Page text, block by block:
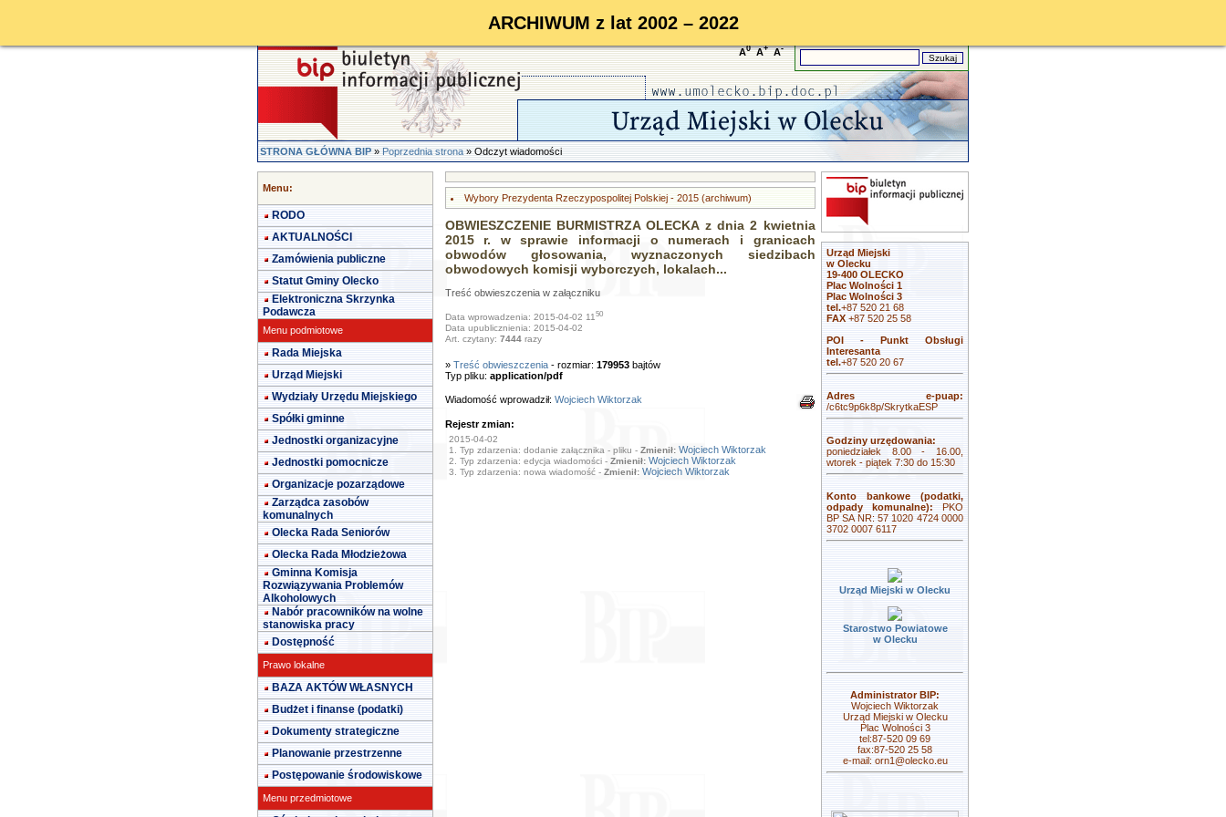
ARCHIWUM z lat 2002 – 2022
A0 A+ A-
STRONA GŁÓWNA BIP»Poprzednia strona» Odczyt wiadomości
Menu:
RODO
AKTUALNOŚCI
Zamówienia publiczne
Statut Gminy Olecko
Elektroniczna Skrzynka
Podawcza
Menu podmiotowe
Rada Miejska
Urząd Miejski
Wydziały Urzędu Miejskiego
Spółki gminne
Jednostki organizacyjne
Jednostki pomocnicze
Organizacje pozarządowe
Zarządca zasobów
komunalnych
Olecka Rada Seniorów
Olecka Rada Młodzieżowa
Gminna Komisja
Rozwiązywania Problemów
Alkoholowych
Nabór pracowników na wolne
stanowiska pracy
Dostępność
Prawo lokalne
BAZA AKTÓW WŁASNYCH
Budżet i finanse (podatki)
Dokumenty strategiczne
Planowanie przestrzenne
Postępowanie środowiskowe
Menu przedmiotowe
Wybory Prezydenta Rzeczypospolitej Polskiej - 2015 (archiwum)
OBWIESZCZENIE BURMISTRZA OLECKA z dnia 2 kwietnia
2015 r. w sprawie informacji o numerach i granicach
obwodów głosowania, wyznaczonych siedzibach
obwodowych komisji wyborczych, lokalach...
Treść obwieszczenia w załączniku
Data wprowadzenia: 2015-04-02 1150
Data upublicznienia: 2015-04-02
Art. czytany: 7444razy
» Treść obwieszczenia- rozmiar: 179953bajtów
Typ pliku: application/pdf
Wiadomość wprowadził: Wojciech Wiktorzak
Rejestr zmian:
2015-04-02
1. Typ zdarzenia: dodanie załącznika - pliku - Zmienił: Wojciech Wiktorzak
2. Typ zdarzenia: edycja wiadomości - Zmienił: Wojciech Wiktorzak
3. Typ zdarzenia: nowa wiadomość - Zmienił: Wojciech Wiktorzak
Urząd Miejski
w Olecku
19-400 OLECKO
Plac Wolności 1
Plac Wolności 3
tel.+87 520 21 68
FAX +87 520 25 58
POI - Punkt Obsługi
Interesanta
tel.+87 520 20 67
Adres e-puap:
/c6tc9p6k8p/SkrytkaESP
Godziny urzędowania:
poniedziałek 8.00 - 16.00,
wtorek - piątek 7:30 do 15:30
Konto bankowe (podatki,
odpady komunalne): PKO
BP SA NR: 57 1020 4724 0000
3702 0007 6117
Urząd Miejski w Olecku
Starostwo Powiatowe
w Olecku
Administrator BIP:
Wojciech Wiktorzak
Urząd Miejski w Olecku
Plac Wolności 3
tel:87-520 09 69
fax:87-520 25 58
e-mail: orn1@olecko.eu